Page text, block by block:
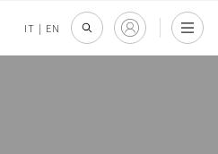
IT | EN